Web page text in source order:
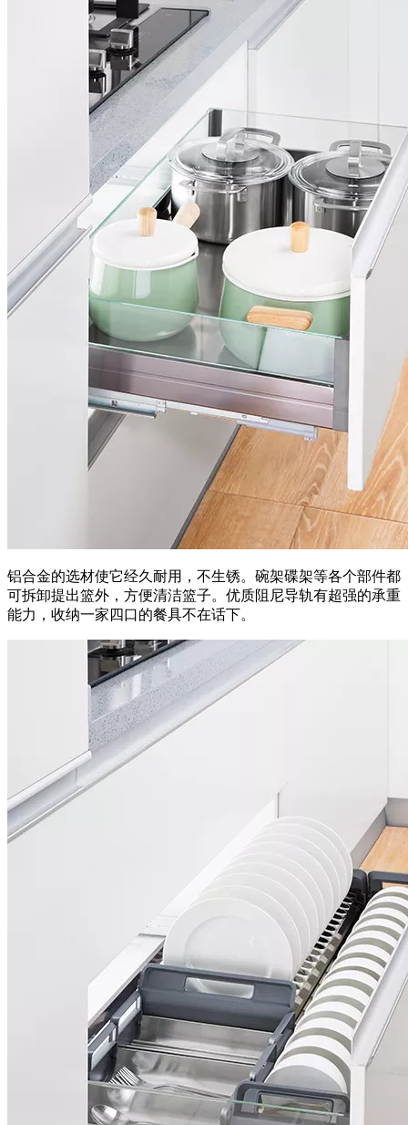
铝合金的选材使它经久耐用，不生锈。碗架碟架等各个部件都
可拆卸提出篮外，方便清洁篮子。优质阻尼导轨有超强的承重
能力，收纳一家四口的餐具不在话下。